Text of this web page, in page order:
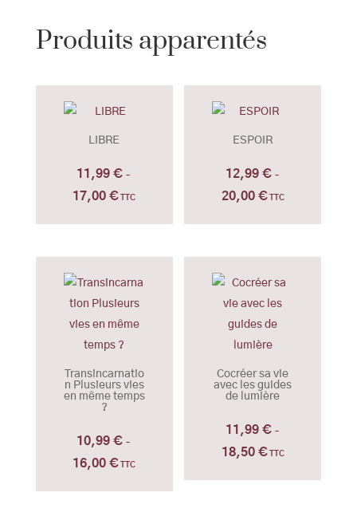
Produits apparentés
LIBRE
11,99€ –
17,00€Plage
11,99 €
à
17,00 €
TTC
ESPOIR
12,99 € –
20,00 €Plage
12,99 €
à
20,00 €
TTC
Transincarnatio
n Plusieurs vies
en même temps
?
10,99€ –
16,00€Plage
TTC
Cocréer sa vie
avec les guides
de lumière
11,99 € –
18,50 €Plage
TTC